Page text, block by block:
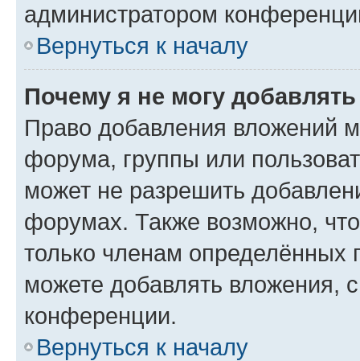
администратором
Вернуться к началу
Почему я не могу
Право добавления вложений
форума, группы или
может не разрешить
форумах. Также возможно,
только членам определённых
можете добавлять вложения,
конференции.
Вернуться к началу